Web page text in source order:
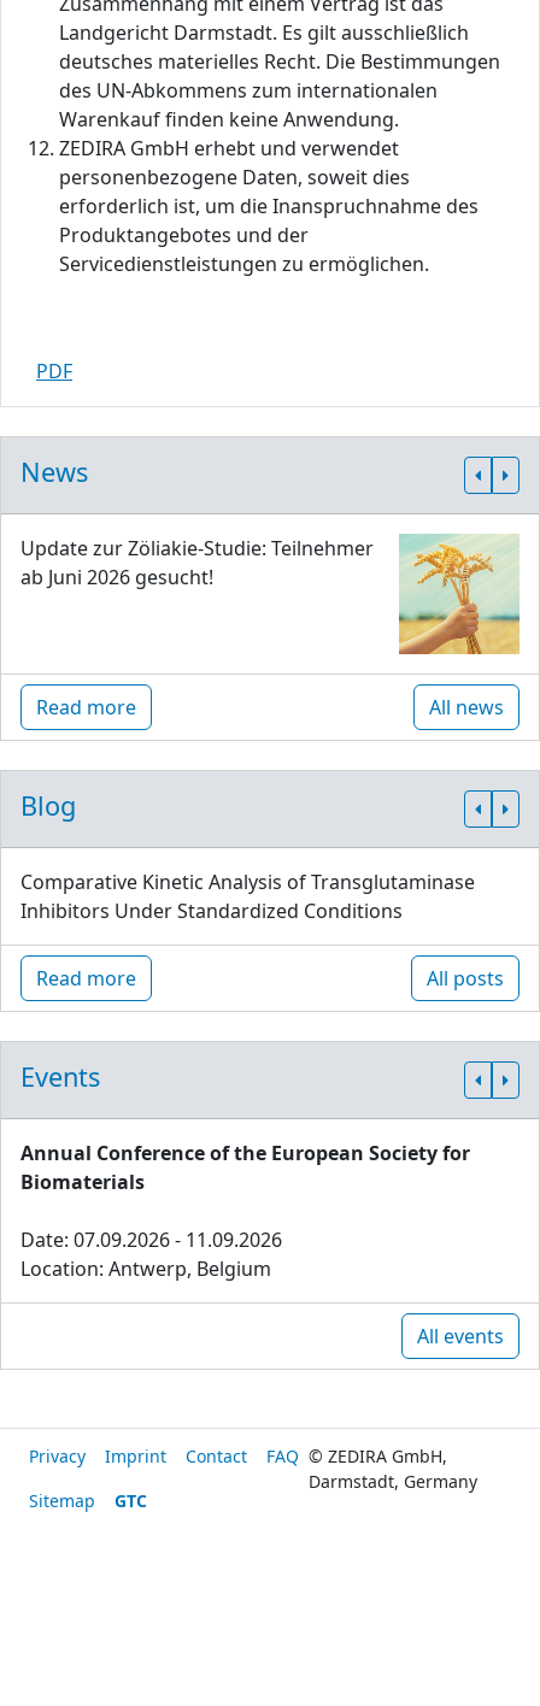
Landgericht Darmstadt. Es gilt ausschließlich
deutsches materielles Recht. Die Bestimmungen
des UN-Abkommens zum internationalen
Warenkauf finden keine Anwendung.
ZEDIRA GmbH erhebt und verwendet
personenbezogene Daten, soweit dies
erforderlich ist, um die Inanspruchnahme des
Produktangebotes und der
Servicedienstleistungen zu ermöglichen.
PDF
News
Update zur Zöliakie-Studie: Teilnehmer
ab Juni 2026 gesucht!
Read more All news
Blog
Comparative Kinetic Analysis of Transglutaminase
Inhibitors Under Standardized Conditions
Read more All posts
Events
Annual Conference of the European Society for
Biomaterials
Date: 07.09.2026 - 11.09.2026
Location: Antwerp, Belgium
All events
Privacy Imprint Contact
FAQ
Sitemap
GTC
© ZEDIRA GmbH,
Darmstadt, Germany